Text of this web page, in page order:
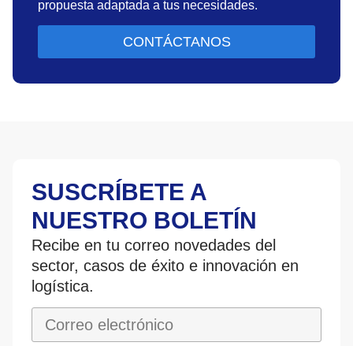
propuesta adaptada a tus necesidades.
CONTÁCTANOS
SUSCRÍBETE A
NUESTRO BOLETÍN
Recibe en tu correo novedades del
sector, casos de éxito e innovación en
logística.